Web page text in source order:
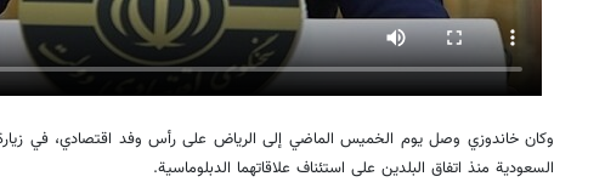
وكان خاندوزي وصل يوم الخميس الماضي إلى الرياض على رأس وفد اقتصادي، في
السعودية منذ اتفاق البلدين على استئناف علاقاتهما الدبلوماسية.